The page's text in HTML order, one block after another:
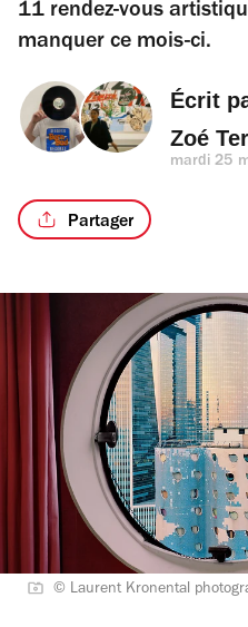
11 rendez-vous
manquer ce mois-ci.
Écrit
Zoé
mardi 25
Partager
© Laurent Kronental